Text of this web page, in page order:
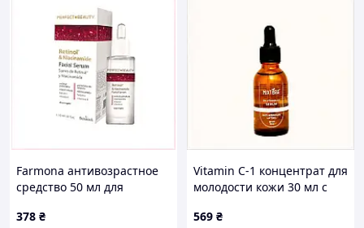
Farmona антивозрастное
средство 50 мл для
HE815333H5
378 ₴
Vitamin C-1 концентрат для
молодости кожи 30 мл с
569 ₴